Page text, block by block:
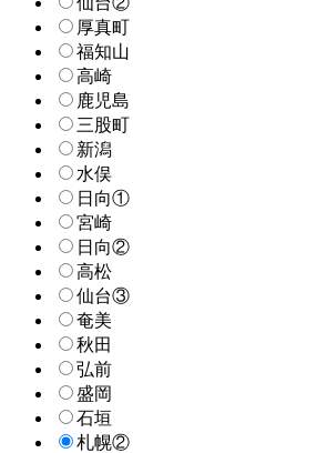
厚真町
福知山
高崎
鹿児島
三股町
新潟
水俣
日向①
宮崎
日向②
高松
仙台③
奄美
秋田
弘前
盛岡
石垣
札幌②